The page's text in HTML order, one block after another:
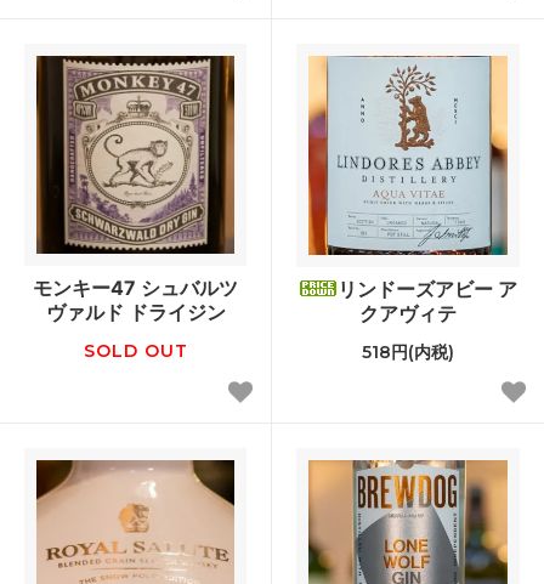
モンキー47 シュバルツ
ヴァルド ドライジン
SOLD OUT
リンドーズアビー ア
クアヴィテ
518円(内税)